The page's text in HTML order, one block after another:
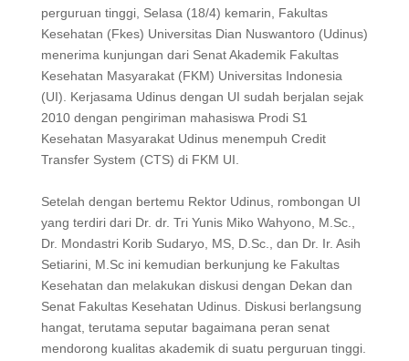
perguruan tinggi, Selasa (18/4) kemarin, Fakultas
Kesehatan (Fkes) Universitas Dian Nuswantoro (Udinus)
menerima kunjungan dari Senat Akademik Fakultas
Kesehatan Masyarakat (FKM) Universitas Indonesia
(UI). Kerjasama Udinus dengan UI sudah berjalan sejak
2010 dengan pengiriman mahasiswa Prodi S1
Kesehatan Masyarakat Udinus menempuh Credit
Transfer System (CTS) di FKM UI.
Setelah dengan bertemu Rektor Udinus, rombongan UI
yang terdiri dari Dr. dr. Tri Yunis Miko Wahyono, M.Sc.,
Dr. Mondastri Korib Sudaryo, MS, D.Sc., dan Dr. Ir. Asih
Setiarini, M.Sc ini kemudian berkunjung ke Fakultas
Kesehatan dan melakukan diskusi dengan Dekan dan
Senat Fakultas Kesehatan Udinus. Diskusi berlangsung
hangat, terutama seputar bagaimana peran senat
mendorong kualitas akademik di suatu perguruan tinggi.